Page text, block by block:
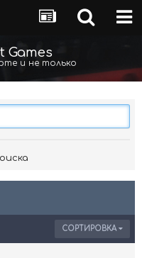
Games
и не только
СОРТИРОВКА